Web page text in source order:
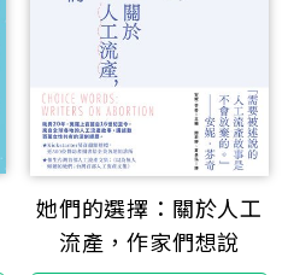
她們的選擇：關於人工
流產，作家們想說